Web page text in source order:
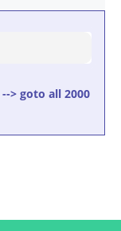
--> goto all 2000